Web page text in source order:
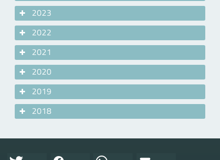
2023
2022
2021
2020
2019
2018